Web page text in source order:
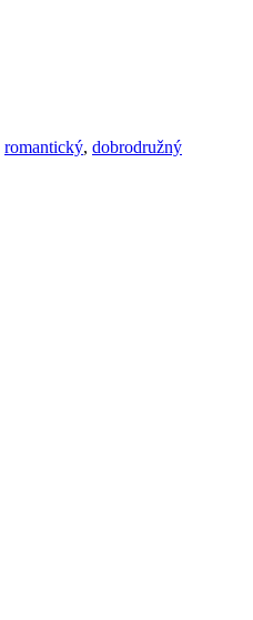
romantický, dobrodružný